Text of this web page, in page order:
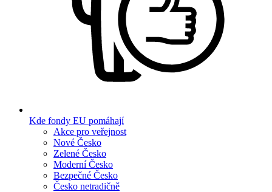
Kde fondy EU pomáhají
Akce pro veřejnost
Nové Česko
Zelené Česko
Moderní Česko
Bezpečné Česko
Česko netradičně